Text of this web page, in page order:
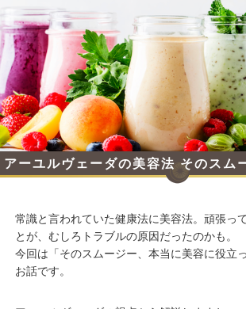
アーユルヴェーダの美容法 そのスム
常識と言われていた健康法に美容法。頑張っ
とが、むしろトラブルの原因だったのかも。
今回は「そのスムージー、本当に美容に役立
お話です。